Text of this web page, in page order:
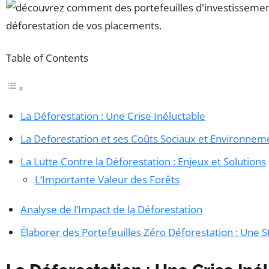
Table of Contents
La Déforestation : Une Crise Inéluctable
La Deforestation et ses Coûts Sociaux et
La Lutte Contre la Déforestation : Enjeux et Solutions
L’Importante Valeur des Forêts
Analyse de l’Impact de la Déforestation
Élaborer des Portefeuilles Zéro Déforestation : Une